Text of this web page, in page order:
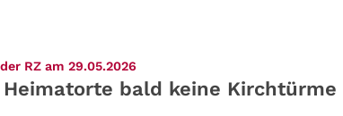
RZ am 29.05.2026
bald keine Kirchtürme